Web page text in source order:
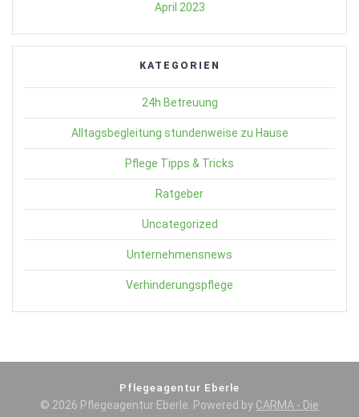
April 2023
KATEGORIEN
24h Betreuung
Alltagsbegleitung stundenweise zu Hause
Pflege Tipps & Tricks
Ratgeber
Uncategorized
Unternehmensnews
Verhinderungspflege
Pflegeagentur Eberle
© 2026 Pflegeagentur Eberle. Powered by CARMA - Die